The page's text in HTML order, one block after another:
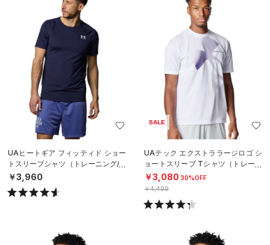
UAヒートギア フィッティド ショー
トスリーブシャツ（トレーニング/M
EN）
￥3,960
SALE
UAテック エクストララージロゴ シ
ョートスリーブ Tシャツ（トレーニ
ング/MEN）
￥3,080 30%OFF
￥4,400